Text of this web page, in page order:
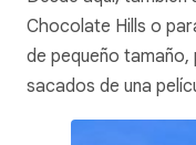
Chocolate Hills o
de pequeño
sacados de una